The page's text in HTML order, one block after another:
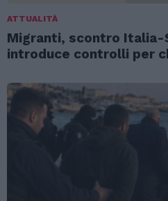
ATTUALITÀ
Migranti, scontro Italia-
introduce controlli per